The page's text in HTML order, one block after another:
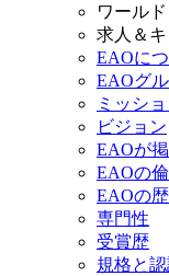
ワール
求人＆
EAOに
EAOグ
ミッシ
ビジョン
EAOが
EAOの
EAOの
専門性
受賞歴
規格と